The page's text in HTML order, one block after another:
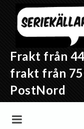
Frakt från
frakt från
PostNord